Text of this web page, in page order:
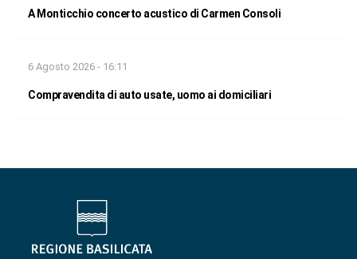
A Monticchio concerto acustico di Carmen Consoli
6 Agosto 2026 - 16:11
Compravendita di auto usate, uomo ai domiciliari